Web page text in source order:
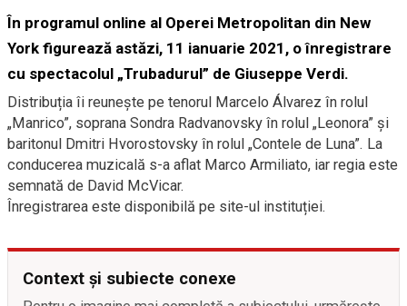
În programul online al Operei Metropolitan din New
York figurează astăzi, 11 ianuarie 2021, o înregistrare
cu spectacolul „Trubadurul” de Giuseppe Verdi.
Distribuția îi reunește pe tenorul Marcelo Álvarez în rolul
„Manrico”, soprana Sondra Radvanovsky în rolul „Leonora” și
baritonul Dmitri Hvorostovsky în rolul „Contele de Luna”. La
conducerea muzicală s-a aflat Marco Armiliato, iar regia este
semnată de David McVicar.
Înregistrarea este disponibilă pe site-ul instituției.
Context și subiecte conexe